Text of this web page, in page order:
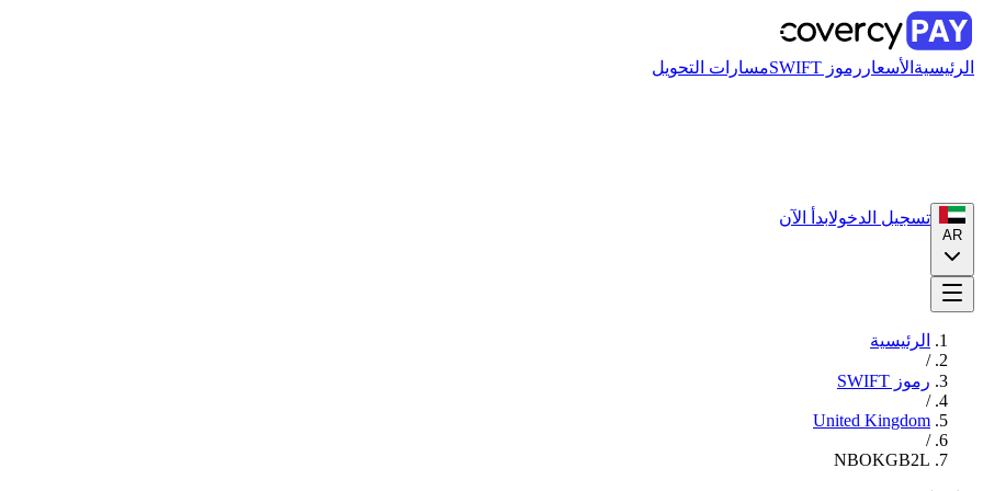
الرئيسية الأسعار رموز SWIFT مسارات التحويل
AR
تسجيل الدخولابدأ الآن
الرئيسية
/
رموز SWIFT
/
United Kingdom
/
NBOKGB2L